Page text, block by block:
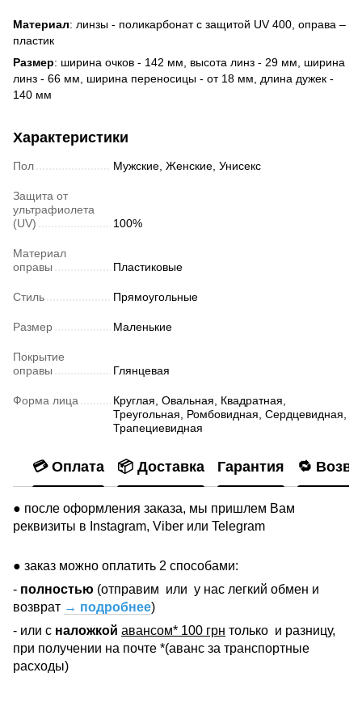
Материал: линзы - поликарбонат с защитой UV 400, оправа –
пластик
Размер: ширина очков - 142 мм, высота линз - 29 мм, ширина
линз - 66 мм, ширина переносицы - от 18 мм, длина дужек -
140 мм
Характеристики
Пол Мужские, Женские, Унисекс
Защита от
ультрафиолета
(UV)
100%
Материал
оправы
Пластиковые
Стиль Прямоугольные
Размер Маленькие
Покрытие
оправы
Глянцевая
Форма лица
Круглая, Овальная, Квадратная,
Треугольная, Ромбовидная, Сердцевидная,
Трапециевидная
💳 Оплата 📦 Доставка Гарантия 🔁
● после оформления заказа, мы пришлем Вам
реквизиты в Instagram, Viber или Telegram
● заказ можно оплатить 2 способами:
- полностью (отправим или у нас легкий обмен и
возврат → подробнее)
- или с наложкой авансом* 100 грн только и разницу,
при получении на почте *(аванс за транспортные
расходы)